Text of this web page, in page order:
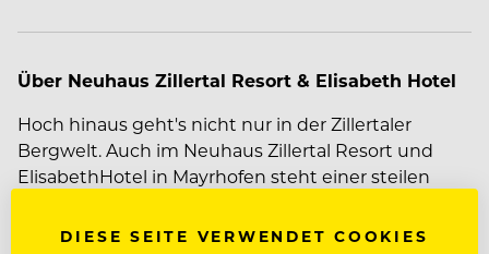
Über Neuhaus Zillertal Resort & Elisabeth Hotel
Hoch hinaus geht's nicht nur in der Zillertaler
Bergwelt. Auch im Neuhaus Zillertal Resort und
ElisabethHotel in Mayrhofen steht einer steilen
DIESE SEITE VERWENDET COOKIES